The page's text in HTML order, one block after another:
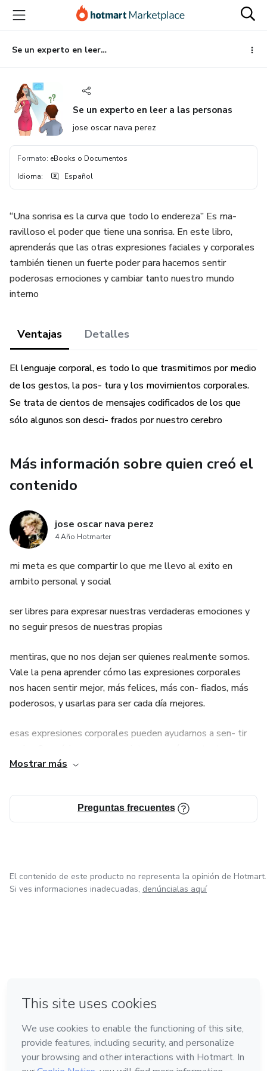
principal
página
de
página
Se un experto en leer a las personas
Se un experto en leer a las personas
jose oscar nava perez
Formato: eBooks o Documentos
Idioma: Español
“Una sonrisa es la curva que todo lo endereza” Es ma-
ravilloso el poder que tiene una sonrisa. En este libro,
aprenderás que las otras expresiones faciales y corporales
también tienen un fuerte poder para hacernos sentir
poderosas emociones y cambiar tanto nuestro mundo
interno
Ventajas Detalles
El lenguaje corporal, es todo lo que trasmitimos por medio
de los gestos, la pos- tura y los movimientos corporales.
Se trata de cientos de mensajes codificados de los que
sólo algunos son desci- frados por nuestro cerebro
Más información sobre quien creó el
contenido
jose oscar nava perez
4 Año Hotmarter
mi meta es que compartir lo que me llevo al exito en
ambito personal y social
ser libres para expresar nuestras verdaderas emociones y
no seguir presos de nuestras propias
mentiras, que no nos dejan ser quienes realmente somos.
Vale la pena aprender cómo las expresiones corporales
nos hacen sentir mejor, más felices, más con- fiados, más
poderosos, y usarlas para ser cada día mejores.
esas expresiones corporales pueden ayudarnos a sen- tir
postura de confianza hace que nos sintamos más
corporales
Mostrar más
Preguntas frecuentes
El contenido de este producto no representa la opinión de Hotmart.
Si ves informaciones inadecuadas, denúncialas aquí
Hecho con❤ en Ciudad de México